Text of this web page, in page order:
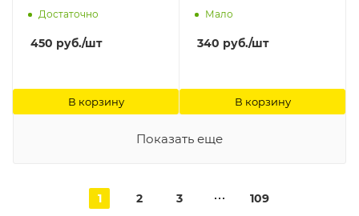
обтекатели) - Hispano 20
мм и Browning .50cal в
обтекателях MASTER
Достаточно
450 руб./шт
В корзину
класс USN Arleigh Burke,
Japan Kongo MASTER
Мало
340 руб./шт
В корзину
Показать еще
1 2 3 109